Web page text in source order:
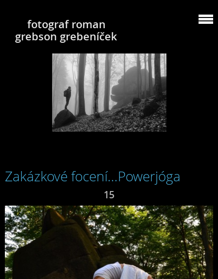
fotograf roman
grebson grebeníček
Zakázkové focení...Powerjóga
15